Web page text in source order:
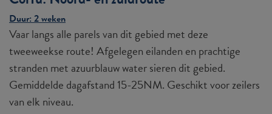
Duur: 2 weken
Vaar langs alle parels van dit gebied met deze
tweeweekse route! Afgelegen eilanden en prachtige
stranden met azuurblauw water sieren dit gebied.
Gemiddelde dagafstand 15-25NM. Geschikt voor zeilers
van elk niveau.